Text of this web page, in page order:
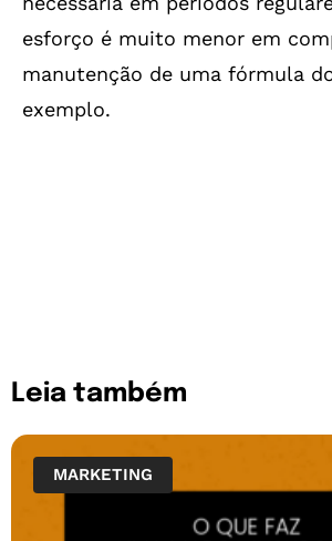
esforço é muito menor em
manutenção de uma fórmula
exemplo.
Leia também
MARKETING